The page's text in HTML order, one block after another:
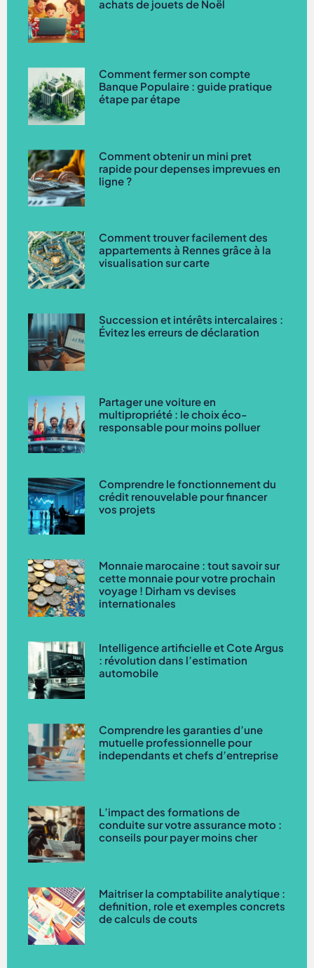
achats de jouets de Noël
Comment fermer son compte
Banque Populaire : guide pratique
étape par étape
Comment obtenir un mini pret
rapide pour depenses imprevues en
ligne ?
Comment trouver facilement des
appartements à Rennes grâce à la
visualisation sur carte
Succession et intérêts intercalaires :
Évitez les erreurs de déclaration
Partager une voiture en
multipropriété : le choix éco-
responsable pour moins polluer
Comprendre le fonctionnement du
crédit renouvelable pour financer
vos projets
Monnaie marocaine : tout savoir sur
cette monnaie pour votre prochain
voyage ! Dirham vs devises
internationales
Intelligence artificielle et Cote Argus
: révolution dans l’estimation
automobile
Comprendre les garanties d’une
mutuelle professionnelle pour
independants et chefs d’entreprise
L’impact des formations de
conduite sur votre assurance moto :
conseils pour payer moins cher
Maitriser la comptabilite analytique :
definition, role et exemples concrets
de calculs de couts